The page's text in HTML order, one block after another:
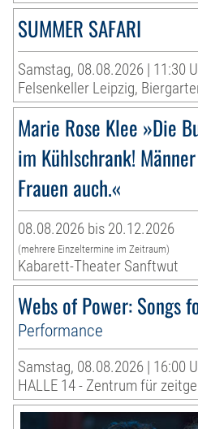
SUMMER SAFARI
Samstag, 08.08.2026 | 11:30
Felsenkeller Leipzig,
Marie Rose Klee »Die
im Kühlschrank!
Frauen auch.«
08.08.2026 bis 20.12.2026
(mehrere Einzeltermine im Zeitraum)
Kabarett-Theater Sanftwut
Webs of Power: Songs
Performance
Samstag, 08.08.2026 | 16:00
HALLE 14 - Zentrum für